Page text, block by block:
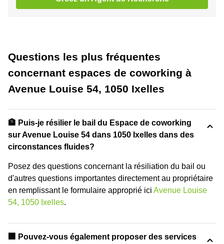
Questions les plus fréquentes
concernant espaces de coworking à
Avenue Louise 54, 1050 Ixelles
🏦 Puis-je résilier le bail du Espace de coworking
sur Avenue Louise 54 dans 1050 Ixelles dans des
circonstances fluides?
Posez des questions concernant la résiliation du bail ou
d'autres questions importantes directement au propriétaire
en remplissant le formulaire approprié ici Avenue Louise
54, 1050 Ixelles.
🏢 Pouvez-vous également proposer des services